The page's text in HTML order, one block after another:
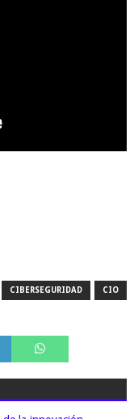
CIBERSEGURIDAD CIO